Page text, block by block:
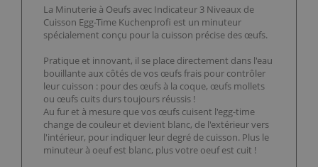
La Minuterie à Oeufs avec Indicateur 3 Niveaux de
Cuisson Egg-Time Kuchenprofi est un minuteur
spécialement conçu pour la cuisson précise des œufs.
Pratique et innovant, il se place directement dans l'eau
bouillante aux côtés de vos œufs frais pour contrôler
leur cuisson : pour des œufs à la coque, œufs mollets
ou œufs cuits durs toujours réussis !
Au fur et à mesure que vos œufs cuisent l'egg-time
change de couleur et devient blanc, de l'extérieur vers
l'intérieur, pour indiquer leur degré de cuisson. Plus le
minuteur à oeuf est blanc, plus votre oeuf est cuit !